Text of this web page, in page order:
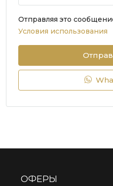
Отправляя это
Условия использования
ОФЕРЫ